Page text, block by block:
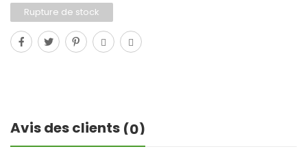
Rupture de stock
Avis des clients (0)